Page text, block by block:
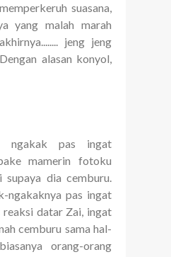
suasana,
yang malah marah
jeng jeng
alasan konyol,
ngakak pas ingat
mamerin fotoku
dia cemburu.
ngakaknya pas ingat
datar Zai, ingat
cemburu sama hal-
orang-orang